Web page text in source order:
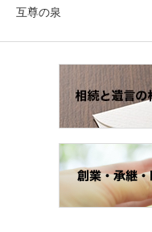
互尊の泉